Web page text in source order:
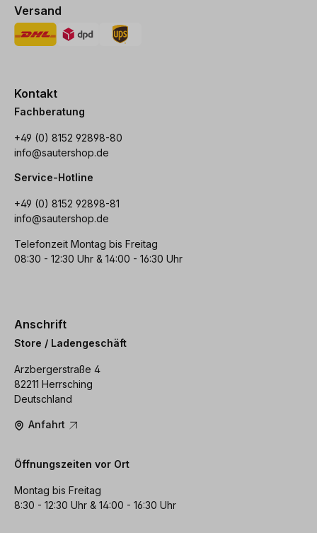
Versand
Kontakt
Fachberatung
+49 (0) 8152 92898-80
info@sautershop.de
Service-Hotline
+49 (0) 8152 92898-81
info@sautershop.de
Telefonzeit Montag bis Freitag
08:30 - 12:30 Uhr & 14:00 - 16:30 Uhr
Anschrift
Store / Ladengeschäft
Arzbergerstraße 4
82211 Herrsching
Deutschland
Anfahrt
Öffnungszeiten vor Ort
Montag bis Freitag
8:30 - 12:30 Uhr & 14:00 - 16:30 Uhr